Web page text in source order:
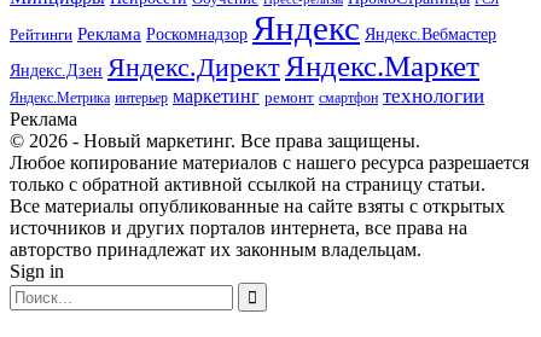
Рейтинги Реклама Роскомнадзор Яндекс Яндекс.Вебмастер
Яндекс.Дзен Яндекс.ДиректЯндекс.Маркет
Яндекс.Метрика интерьер маркетинг ремонт смартфон технологии
Реклама
© 2026 - Новый маркетинг. Все права защищены.
Любое копирование материалов с нашего ресурса разрешается
только с обратной активной ссылкой на страницу статьи.
Все материалы опубликованные на сайте взяты с открытых
источников и других порталов интернета, все права на
авторство принадлежат их законным владельцам.
Sign in